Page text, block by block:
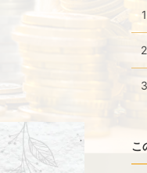
こ